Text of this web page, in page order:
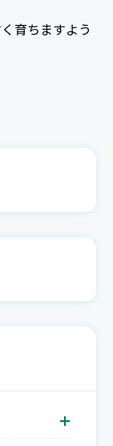
育ちますよう